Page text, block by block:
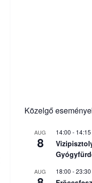
Közelgő
AUG
8
14:00 - 14:15
AUG 18:00 -23:30